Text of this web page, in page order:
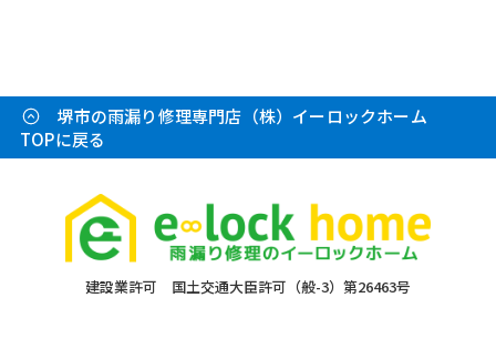
堺市の雨漏り修理専門店（株）イーロックホーム
TOPに戻る
建設業許可 国土交通大臣許可（般-3）第26463号